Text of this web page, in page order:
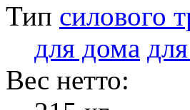
Тип силового
для дома
Вес нетто: